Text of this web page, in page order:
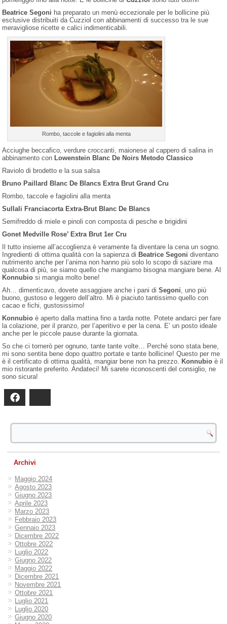
Beatrice Segoni ha preparato un menù eccezionale per le bollicine più
esclusive distribuiti da Cuzziol con abbinamenti di successo tra le sue
meravigliose ricette e calici indimenticabili.
Rombo, taccole e fagiolini alla menta
Acciughe beccafico, verdure croccanti, maionese al cappero di salina in
abbinamento con Lowenstein Blanc De Noirs Metodo Classico
Raviolo di brodetto e la sua salsa
Bruno Paillard Blanc De Blancs Extra Brut Grand Cru
Rombo, taccole e fagiolini alla menta
Sullali Franciacorta Extra-Brut Blanc De Blancs
Semifreddo di miele e pinoli con composta di pesche e brigidini
Gonet Medville Rose’ Extra Brut 1er Cru
Il tutto insieme all’accoglienza è veramente fa diventare la cena un sogno.
Ingredienti di ottima qualità con la sapienza di Beatrice Segonidiventano
nutrimento anche per l’anima non hanno più solo lo scopo di saziare ma
qualcosa di più, se siamo quello che mangiamo bisogna mangiare bene. Al
Konnubio si mangia molto bene!
Ah… dimenticavo, dovete assaggiare anche i pani diSegoni, uno più
buono, gustoso e leggero dell’altro. Mi è piaciuto tantissimo quello con
cacao e fichi, gustosissimo!
Konnubio è aperto dalla mattina fino a tarda notte. Potete andarci per fare
la colazione, per il pranzo, per l’aperitivo e per la cena. E’ un posto ideale
anche per le piccole pause durante la giornata.
So che ci tornerò per ognuno, tante tante volte… Perché sono stata bene,
mi sono sentita bene dopo quattro portate e tante bollicine! Questo per me
è il certificato di ottima qualità, mangiar bene non ha prezzo. Konnubioè il
mio ristorante preferito. Andateci! Mi sarete riconoscenti del consiglio, ne
sono sicura!
Archivi
Maggio 2024
Agosto 2023
Giugno 2023
Aprile 2023
Marzo 2023
Febbraio 2023
Gennaio 2023
Dicembre 2022
Ottobre 2022
Luglio 2022
Giugno 2022
Maggio 2022
Dicembre 2021
Novembre 2021
Ottobre 2021
Luglio 2021
Luglio 2020
Giugno 2020